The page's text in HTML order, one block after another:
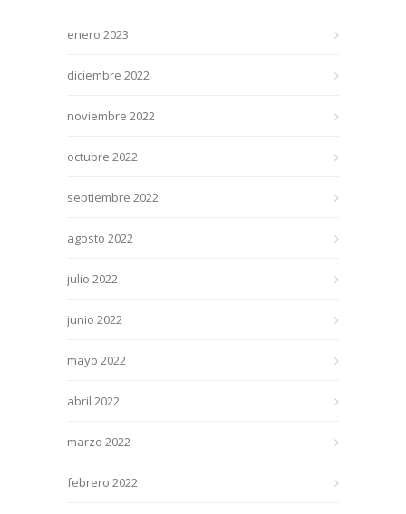
enero 2023
diciembre 2022
noviembre 2022
octubre 2022
septiembre 2022
agosto 2022
julio 2022
junio 2022
mayo 2022
abril 2022
marzo 2022
febrero 2022